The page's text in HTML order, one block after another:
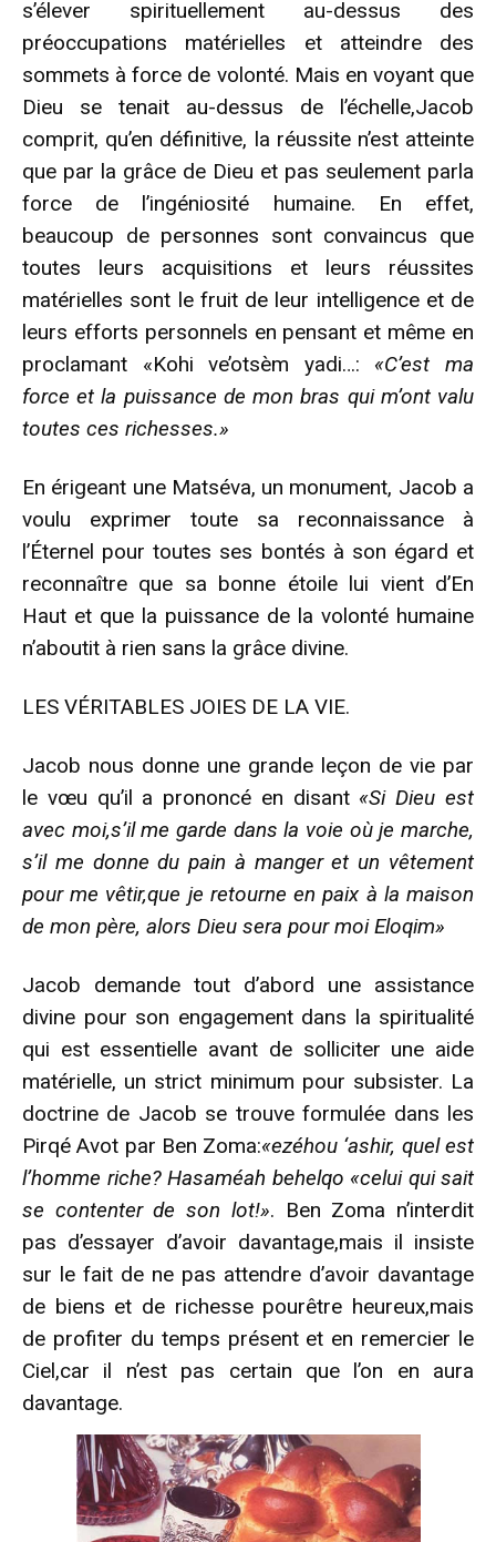
s’élever spirituellement au-dessus des
préoccupations matérielles et atteindre des
sommets à force de volonté. Mais en voyant que
Dieu se tenait au-dessus de l’échelle,Jacob
comprit, qu’en définitive, la réussite n’est atteinte
que par la grâce de Dieu et pas seulement parla
force de l’ingéniosité humaine. En effet,
beaucoup de personnes sont convaincus que
toutes leurs acquisitions et leurs réussites
matérielles sont le fruit de leur intelligence et de
leurs efforts personnels en pensant et même en
proclamant «Kohi ve’otsèm yadi…: «C’est ma
force et la puissance de mon bras qui m’ont valu
toutes ces richesses.»
En érigeant une Matséva, un monument, Jacob a
voulu exprimer toute sa reconnaissance à
l’Éternel pour toutes ses bontés à son égard et
reconnaître que sa bonne étoile lui vient d’En
Haut et que la puissance de la volonté humaine
n’aboutit à rien sans la grâce divine.
LES VÉRITABLES JOIES DE LA VIE.
Jacob nous donne une grande leçon de vie par
le vœu qu’il a prononcé en disant «Si Dieu est
avec moi,s’il me garde dans la voie où je marche,
s’il me donne du pain à manger et un vêtement
pour me vêtir,que je retourne en paix à la maison
de mon père, alors Dieu sera pour moi Eloqim»
Jacob demande tout d’abord une assistance
divine pour son engagement dans la spiritualité
qui est essentielle avant de solliciter une aide
matérielle, un strict minimum pour subsister. La
doctrine de Jacob se trouve formulée dans les
Pirqé Avot par Ben Zoma:«ezéhou ‘ashir, quel est
l’homme riche? Hasaméah behelqo «celui qui sait
se contenter de son lot!». Ben Zoma n’interdit
pas d’essayer d’avoir davantage,mais il insiste
sur le fait de ne pas attendre d’avoir davantage
de biens et de richesse pourêtre heureux,mais
de profiter du temps présent et en remercier le
Ciel,car il n’est pas certain que l’on en aura
davantage.